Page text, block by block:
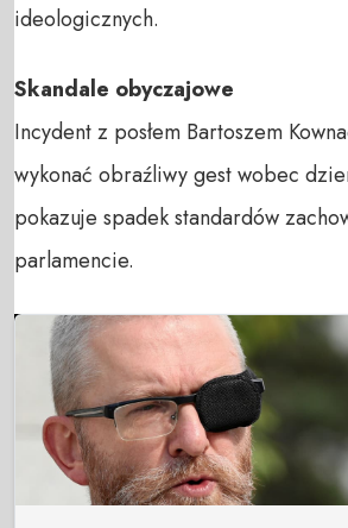
ideologicznych.
Skandale obyczajowe
Incydent z posłem Bartoszem
wykonać obraźliwy gest wobec
pokazuje spadek standardów
parlamencie.